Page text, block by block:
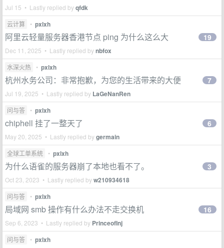
Jul 15 • Lastly replied byqfdk
云计算 • pxlxh
阿里云轻量服务器香港节点 ping 为什么这么大
Dec 11, 2025 • Lastly replied bynbfox
19
水深火热 • pxlxh
杭州水务公司：非常抱歉，为您的生活带来的大便
Jul 19, 2025 • Lastly replied by LaGeNanRen
7
问与答 • pxlxh
chiphell 挂了一整天了
May 20, 2025 • Lastly replied bygermain
6
全球工单系统 • pxlxh
为什么语雀的服务器崩了本地也看不了。
Oct 23, 2023 • Lastly replied byw210934618
3
问与答 • pxlxh
局域网 smb 操作有什么办法不走交换机
Sep 6, 2023 • Lastly replied by PrinceofInj
16
问与答 • pxlxh